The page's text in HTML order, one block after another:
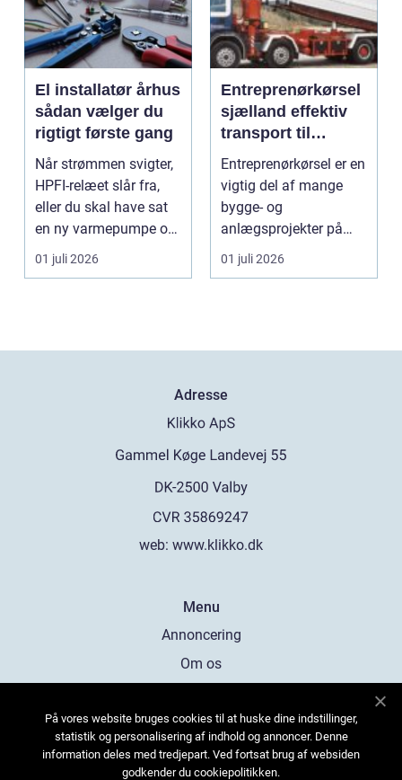
El installatør århus
sådan vælger du
rigtigt første gang
Når strømmen svigter,
HPFI-relæet slår fra,
eller du skal have sat
en ny varmepumpe op,
er en profes...
01 juli 2026
Entreprenørkørsel
sjælland effektiv
transport til
bygge- og
anlægsopgaver
Entreprenørkørsel er en
vigtig del af mange
bygge- og
anlægsprojekter på
Sjælland. Når jord skal
fly...
01 juli 2026
Adresse
web: www.klikko.dk
Menu
Annoncering
Om os
Kontakt os
Sitemap
På vores website bruges cookies til at huske dine indstillinger,
statistik og personalisering af indhold og annoncer. Denne
information deles med tredjepart. Ved fortsat brug af websiden
godkender du cookiepolitikken.